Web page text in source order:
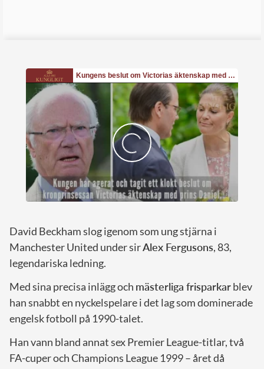
David Beckham slog igenom som ung stjärna i
Manchester United under sirAlex Fergusons, 83,
legendariska ledning.
Med sina precisa inlägg och mästerliga frisparkarblev
han snabbt en nyckelspelare i det lag som dominerade
engelsk fotboll på 1990-talet.
Han vann bland annat sex Premier League-titlar, två
FA-cuper och Champions League 1999 – året då